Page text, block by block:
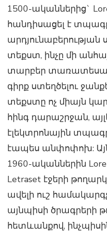
1500-ականներից`
հանդիսացել է
տեքստ, ինչը մի
տարբեր
գիրք ստեղծելու
տեքստը ոչ միայն
հինգ դարաշրջան,
էլեկտրոնային
էապես անփոփոխ:
1960-ականներին
Letraset էջերի
ավելի ուշ
այնպիսի ծրագրերի
հետևանքով,